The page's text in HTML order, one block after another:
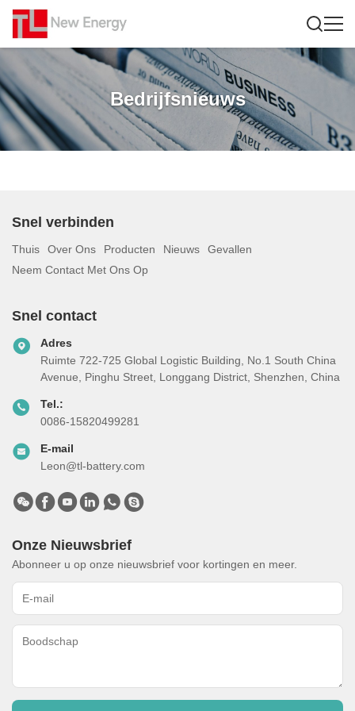
Bedrijfsnieuws
Snel verbinden
Thuis Over Ons Producten Nieuws
Gevallen
Neem Contact Met Ons Op
Snel contact
Adres
Ruimte 722-725 Global Logistic Building, No.1 South China
Avenue, Pinghu Street, Longgang District, Shenzhen, China
Tel.:
0086-15820499281
E-mail
Leon@tl-battery.com
Onze Nieuwsbrief
Abonneer u op onze nieuwsbrief voor kortingen en meer.